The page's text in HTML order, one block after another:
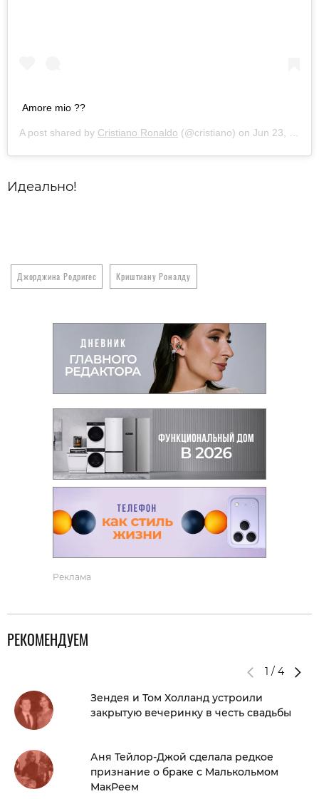
Amore mio ??
A post shared by Cristiano Ronaldo (@cristiano) on Jun 23, 2019 at 11:51am PDT
Идеально!
Джорджина Родригес Криштиану Роналду
Реклама
РЕКОМЕНДУЕМ
1 / 4
Зендея и Том Холланд устроили
закрытую вечеринку в честь свадьбы
Аня Тейлор-Джой сделала редкое
признание о браке с Малькольмом
МакРеем